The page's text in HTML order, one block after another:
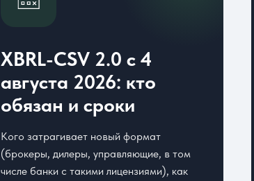
XBRL-CSV 2.0 с 4
августа 2026: кто
обязан и сроки
Кого затрагивает новый формат
(брокеры, дилеры, управляющие, в том
числе банки с такими лицензиями), как